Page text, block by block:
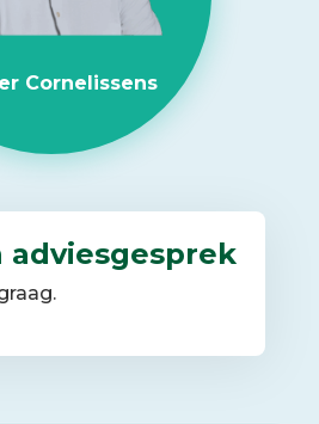
Cornelissens
adviesgesprek